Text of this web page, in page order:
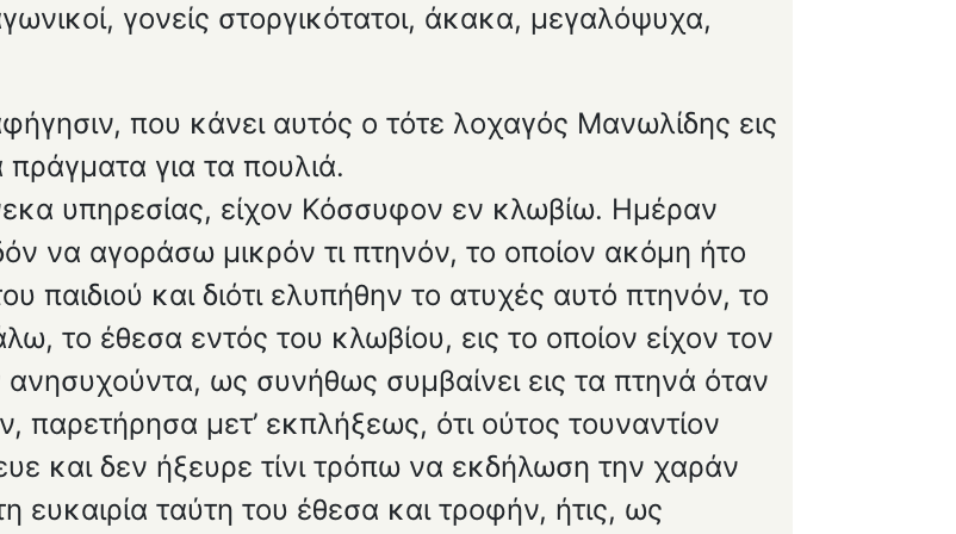
γονείς στοργικότατοι, άκακα, μεγαλόψυχα,
που κάνει αυτός ο τότε λοχαγός Μανωλίδης εις
για τα πουλιά.
υπηρεσίας, είχον Κόσσυφον εν κλωβίω. Ημέραν
να αγορά­σω μικρόν τι πτηνόν, το οποίον ακόμη ήτο
και διότι ελυπήθην το ατυχές αυτό πτηνόν, το
το έθεσα εντός του κλωβίου, εις το οποίον είχον τον
ως συνήθως συμβαίνει εις τα πτηνά όταν
παρετήρησα μετ’ εκπλήξεως, ότι ούτος τουναντίον
και δεν ήξευρε τίνι τρόπω να εκδήλωση την χαράν
ευκαιρία ταύτη του έθεσα και τροφήν, ήτις, ως